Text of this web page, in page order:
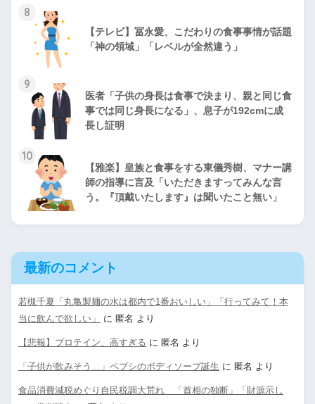
8
【テレビ】冨永愛、こだわりの食事事情が話題
「神の領域」「レベルが全然違う」
9
医者「子供の身長は食事で決まり、親と同じ食
事では同じ身長になる」、息子が192cmに成
長し証明
10
【雅楽】皇族と食事をする東儀秀樹、マナー講
師の指導に言及「いただきますってみんな言
う。『頂戴いたします』は聞いたこと無い」
最新のコメント
若槻千夏「丸亀製麺の水は都内で1番おいしい」「行ってみて！本
当に飲んで欲しい」
に 匿名 より
【悲報】プロテイン、高すぎる に 匿名 より
「子供が飲みそう…」ペプシのボディソープ誕生 に 匿名 より
食品消費減税めぐり自民税調大荒れ 「首相の独断」「財源示し